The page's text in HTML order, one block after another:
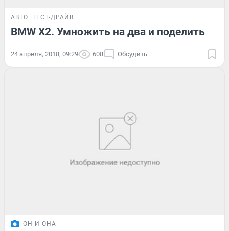
АВТО ТЕСТ-ДРАЙВ
BMW X2. Умножить на два и поделить
24 апреля, 2018, 09:29 608 Обсудить
ОН И ОНА